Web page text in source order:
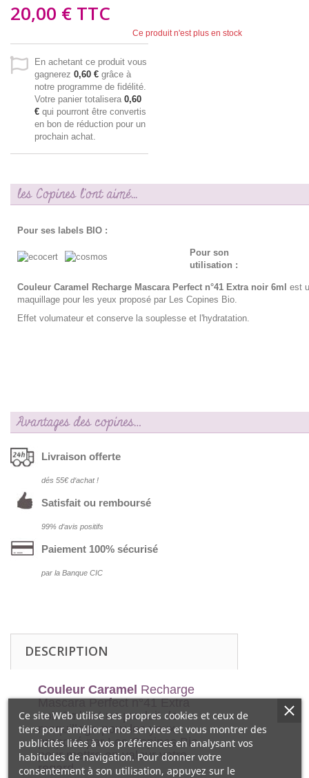
20,00 € TTC
Ce produit n'est plus en stock
En achetant ce produit vous
gagnerez 0,60 € grâce à
notre programme de fidélité.
Votre panier totalisera 0,60
€ qui pourront être convertis
en bon de réduction pour un
prochain achat.
les Copines l'ont aimé...
Pour ses labels BIO :
Pour son
utilisation :
Couleur Caramel Recharge Mascara Perfect n°41 Extra noir 6ml est
maquillage pour les yeux proposé par Les Copines Bio.
Effet volumateur et conserve la souplesse et l'hydratation.
Avantages des copines…
Livraison offerte
dés 55€ d‘achat !
Satisfait ou remboursé
99% d‘avis positifs
Paiement 100% sécurisé
par la Banque CIC
DESCRIPTION
Couleur Caramel Recharge
Mascara Perfect n°41 Extra
noir 6ml est un produit de
maquillage pour les yeux
proposé par Les Copines Bio,
pour mettre en valeur votre
regard.
Ce site Web utilise ses propres cookies et ceux de
tiers pour améliorer nos services et vous montrer des
publicités liées à vos préférences en analysant vos
habitudes de navigation. Pour donner votre
consentement à son utilisation, appuyez sur le